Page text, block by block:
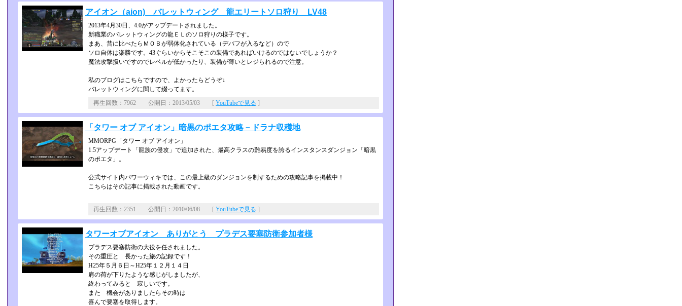
アイオン（aion) バレットウィング 龍エリートソロ狩り LV48
2013年4月30日、4.0がアップデートされました。
新職業のバレットウィングの龍ＥＬのソロ狩りの様子です。
まあ、昔に比べたらＭＯＢが弱体化されている（デバフが入るなど）ので
ソロ自体は楽勝です。43ぐらいからそこそこの装備であればいけるのではないでしょう­か？
魔法攻撃扱いですのでレベルが低かったり、装備が薄いとレジられるので注意。
私のブログはこちらですので、よかったらどうぞ↓
バレットウィングに関して綴ってます。
再生回数：7962 公開日：2013/05/03 [ YouTubeで見る ]
「タワー オブ アイオン」暗黒のポエタ攻略－ドラナ収穫地
MMORPG「タワー オブ アイオン」
1.5アップデート「龍族の侵攻」で追加された、最高クラスの難易度を誇るインスタン­スダンジョン「暗黒
のポエタ」。
公式サイト内パワーウィキでは、この最上級のダンジョンを制するための攻略記事を掲載­中！
こちらはその記事に掲載された動画です。
再生回数：2351 公開日：2010/06/08 [ YouTubeで見る ]
タワーオブアイオン ありがとう プラデス要塞防衛参加者様
プラデス要塞防衛の大役を任されました。
その重圧と 長かった旅の記録です！
H25年５月６日～H25年１２月１４日
肩の荷が下りたような感じがしましたが、
終わってみると 寂しいです。
また 機会がありましたらその時は
喜んで要塞を取得します。